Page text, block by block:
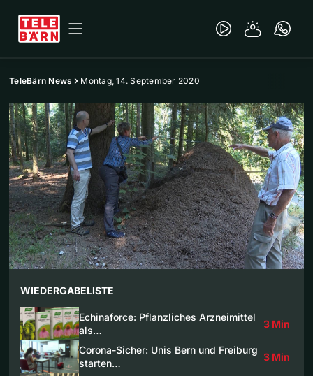
TeleBärn News Montag, 14. September 2020
WIEDERGABELISTE
Echinaforce: Pflanzliches Arzneimittel
als…
3 Min
Corona-Sicher: Unis Bern und Freiburg
starten…
3 Min